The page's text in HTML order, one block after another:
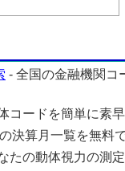
- 全国の金融機関コ
コードを簡単に素
決算月一覧を無料
たの動体視力の測